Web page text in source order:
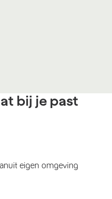
bij je past
eigen omgeving